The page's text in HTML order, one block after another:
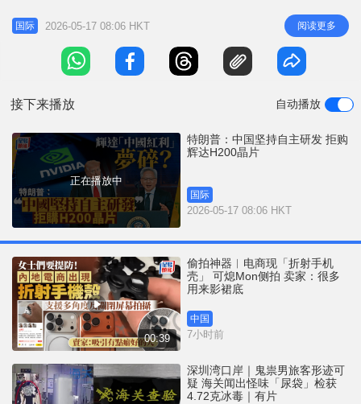
e
朗普在返美途中证实，中方因坚持自主研发战略，暂
未批准采购辉达（NVIDIA）H200人工智能晶片的交
易。 成立双边理事会 推动对等规模降税 商务部声明
指出，此次「习特会」前，国务院副总理何立峰与美
国际 2026-05-17 08:06 HKT 阅读更多
接下来播放 自动播放
正在播放中
特朗普：中国坚持自主研发 拒购
辉达H200晶片
国际
2026-05-17 08:06 HKT
00:39
偷拍神器︱电商现「折射手机
壳」 可熄Mon侧拍 卖家：很多
用来影裙底
中国
7小时前
深圳湾口岸｜鬼祟男旅客形迹可
疑 海关闻出怪味「尿袋」检获
4.72克冰毒｜有片